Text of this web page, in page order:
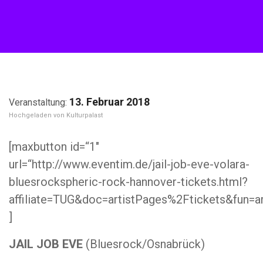
13. Februar 2018
Kulturpalast
[maxbutton id=“1″
url=“http://www.eventim.de/jail-job-eve-volara-
bluesrockspheric-rock-hannover-tickets.html?
]
JAIL JOB EVE (Bluesrock/Osnabrück)